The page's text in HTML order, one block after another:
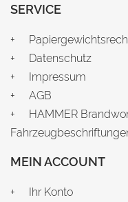
SERVICE
Datenschutz
Impressum
AGB
HAMMER
MEIN ACCOUNT
Ihr Konto